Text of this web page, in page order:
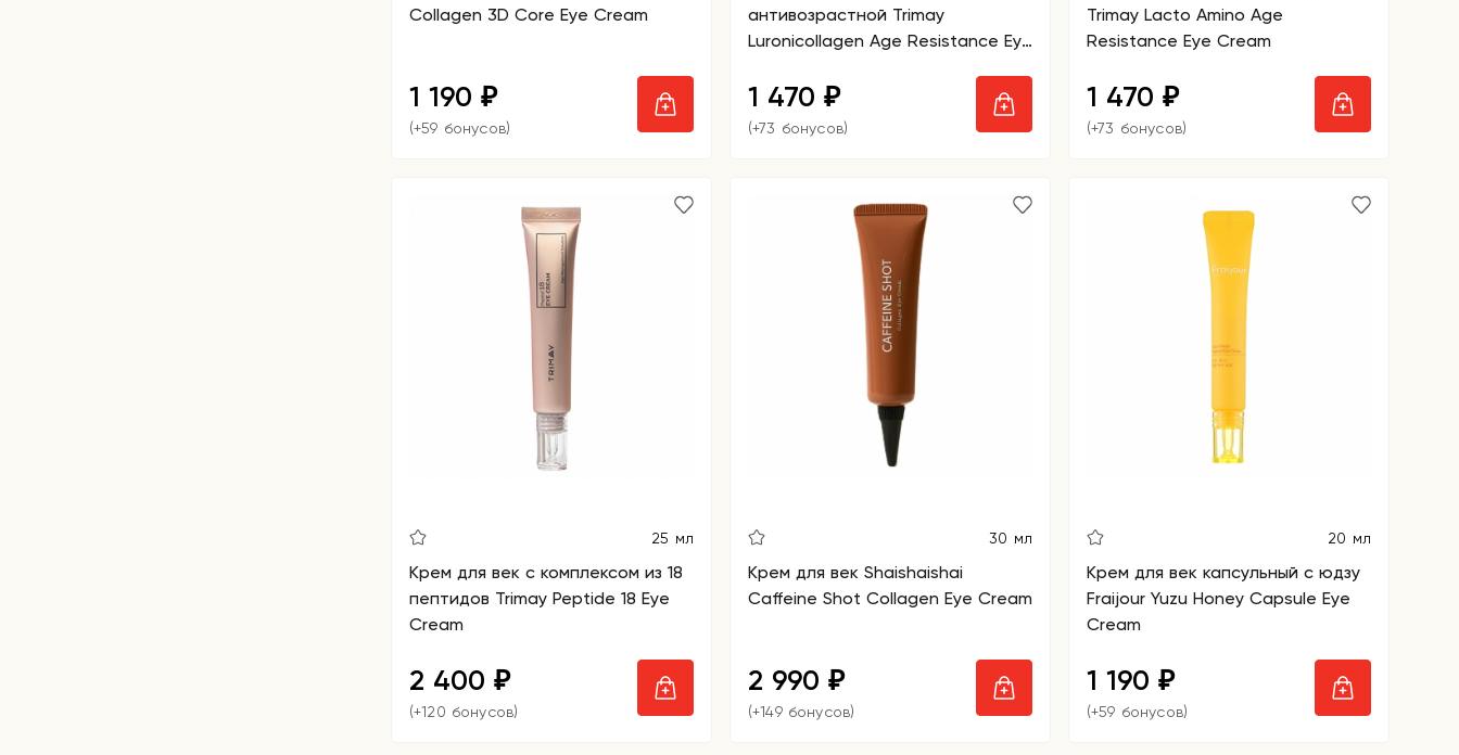
Collagen 3D Core Eye Cream
1 190 ₽
(+59 бонусов)
антивозрастной Trimay
Luronicollagen Age Resistance Eye
1 470 ₽
(+73 бонусов)
Trimay Lacto Amino Age
Resistance Eye Cream
1 470 ₽
(+73 бонусов)
25 мл
Крем для век c комплексом из 18
пептидов Trimay Peptide 18 Eye
Cream
2 400 ₽
(+120 бонусов)
30 мл
Крем для век Shaishaishai
Caffeine Shot Collagen Eye Cream
2 990 ₽
(+149 бонусов)
20 мл
Крем для век капсульный с юдзу
Fraijour Yuzu Honey Capsule Eye
Cream
1 190 ₽
(+59 бонусов)